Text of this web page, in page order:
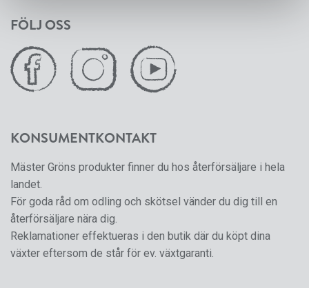
FÖLJ OSS
KONSUMENTKONTAKT
Mäster Gröns produkter finner du hos återförsäljare i hela
landet.
För goda råd om odling och skötsel vänder du dig till en
återförsäljare nära dig.
Reklamationer effektueras i den butik där du köpt dina
växter eftersom de står för ev. växtgaranti.